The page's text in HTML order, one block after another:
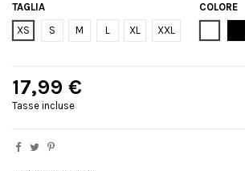
TAGLIA
XS
S M L XL XXL
COLORE
17,99 €
Tasse incluse